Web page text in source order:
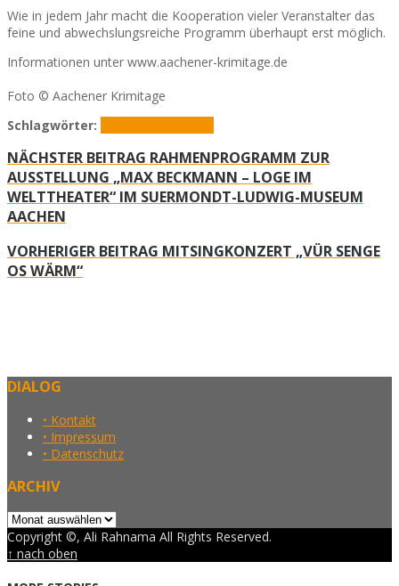
Wie in jedem Jahr macht die Kooperation vieler Veranstalter das
feine und abwechslungsreiche Programm überhaupt erst möglich.
Informationen unter www.aachener-krimitage.de
Foto © Aachener Krimitage
Schlagwörter:
NÄCHSTER BEITRAG RAHMENPROGRAMM ZUR
AUSSTELLUNG „MAX BECKMANN – LOGE IM
WELTTHEATER“ IM SUERMONDT-LUDWIG-MUSEUM
AACHEN
VORHERIGER BEITRAG MITSINGKONZERT „VÜR SENGE
OS WÄRM“
DIALOG
• Kontakt
• Impressum
• Datenschutz
ARCHIV
Archiv
Copyright ©, Ali Rahnama All Rights Reserved.
↑ nach oben